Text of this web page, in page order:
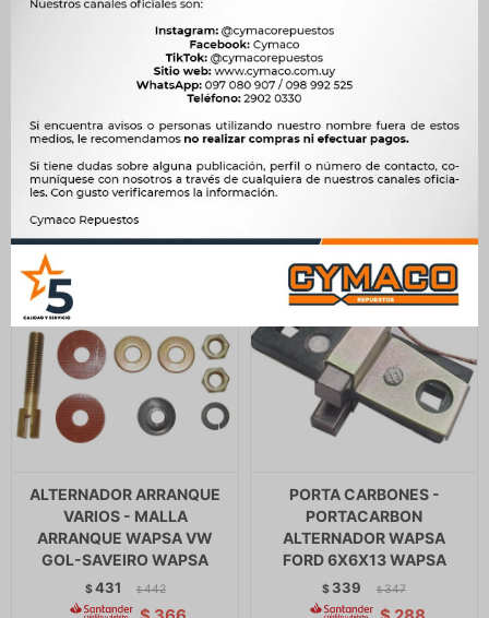
TROMPA ARRANQUE - TIPO
WAPSA GOL DIESEL
WAPSA
$3.062 $ 3.138
$2.603
PORTA CARBONES - TAPA
PORTACARBON ARR.VW
GOL-ETC DIESEL WAPSA
$ 1.707 $ 1.749
$1.451
ALTERNADOR ARRANQUE
VARIOS - MALLA
ARRANQUE WAPSA VW
GOL-SAVEIRO WAPSA
$431 $ 442
PORTA CARBONES -
PORTACARBON
ALTERNADOR WAPSA
FORD 6X6X13 WAPSA
$ 339 $ 347